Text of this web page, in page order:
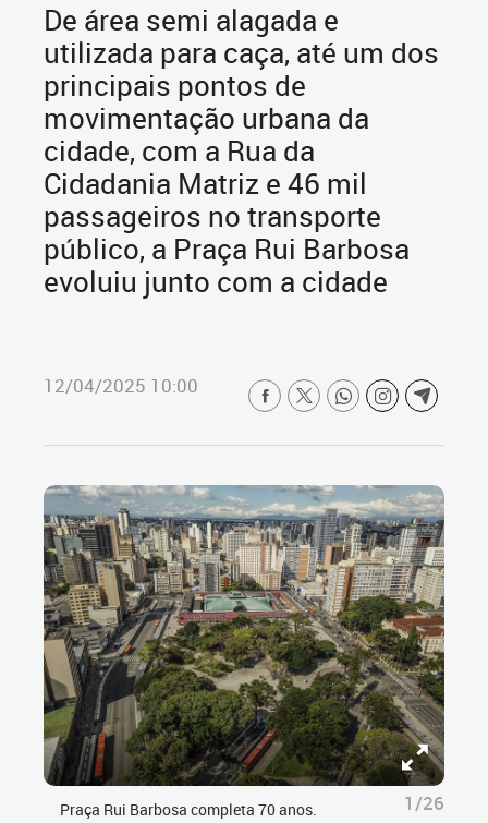
De área semi alagada e
utilizada para caça, até um dos
principais pontos de
movimentação urbana da
cidade, com a Rua da
Cidadania Matriz e 46 mil
passageiros no transporte
público, a Praça Rui Barbosa
evoluiu junto com a cidade
12/04/2025 10:00
Praça Rui Barbosa completa 70 anos.
1/26